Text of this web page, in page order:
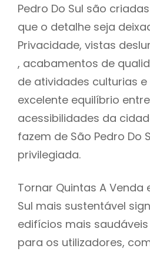
Pedro Do Sul são
que o detalhe seja
Privacidade, vistas
, acabamentos de
de atividades culturias
excelente equilíbrio
acessibilidades da
fazem de São Pedro Do
privilegiada.
Tornar Quintas A Venda
Sul mais sustentável
edifícios mais
para os utilizadores,